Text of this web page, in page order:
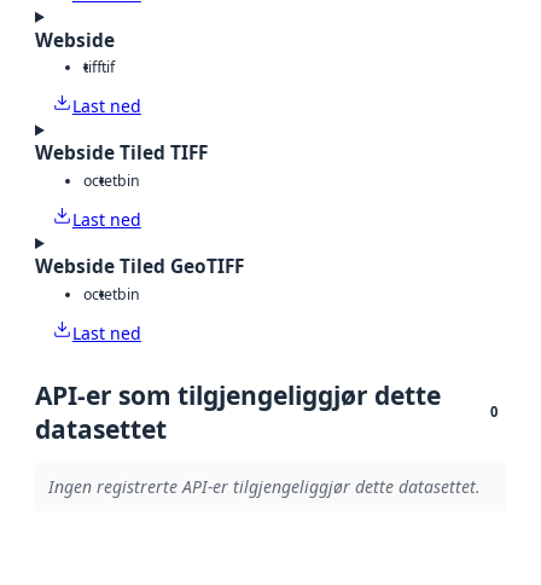
Webside
tifftif
Last ned
Webside Tiled TIFF
octetbin
Last ned
Webside Tiled GeoTIFF
octetbin
Last ned
API-er som tilgjengeliggjør dette
datasettet
0
Ingen registrerte API-er tilgjengeliggjør dette datasettet.